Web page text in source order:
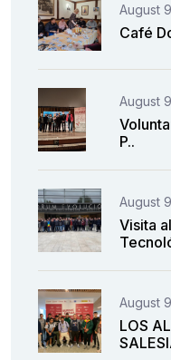
August
Café
August
P..
August
Visita
August
LOS